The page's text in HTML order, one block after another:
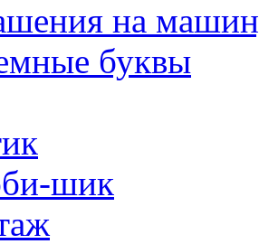
на
буквы
шик